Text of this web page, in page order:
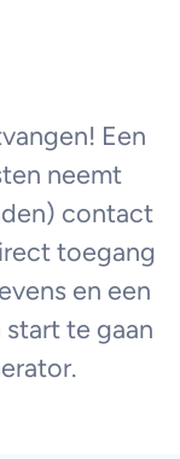
Een
neemt
contact
toegang
en een
te gaan